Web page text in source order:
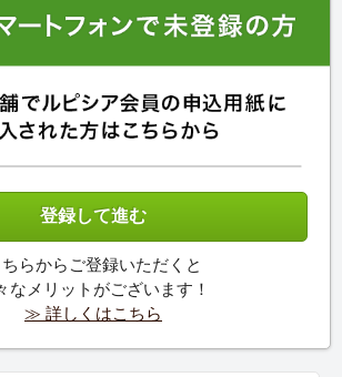
ちらからご登録いただくと
なメリットがございます！
≫ 詳しくはこちら